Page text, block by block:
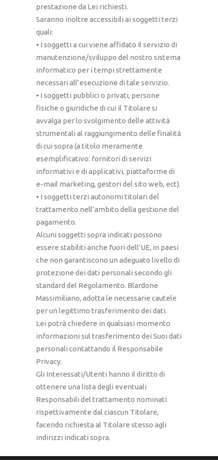
prestazione da Lei richiesti.
Saranno inoltre accessibili ai soggetti terzi
quali:
• I soggetti a cui viene affidato il servizio di
manutenzione/sviluppo del nostro sistema
informatico per i tempi strettamente
necessari all’esecuzione di tale servizio.
• I soggetti pubblici o privati, persone
fisiche o giuridiche di cui il Titolare si
avvalga per lo svolgimento delle attività
strumentali al raggiungimento delle finalità
di cui sopra (a titolo meramente
esemplificativo: fornitori di servizi
informativi e di applicativi, piattaforme di
e-mail marketing, gestori del sito web, ect).
• I soggetti terzi autonomi titolari del
trattamento nell’ambito della gestione del
pagamento.
Alcuni soggetti sopra indicati possono
essere stabiliti anche fuori dell’UE, in paesi
che non garantiscono un adeguato livello di
protezione dei dati personali secondo gli
standard del Regolamento. Blardone
Massimiliano, adotta le necessarie cautele
per un legittimo trasferimento dei dati.
Lei potrà chiedere in qualsiasi momento
informazioni sul trasferimento dei Suoi dati
personali contattando il Responsabile
Privacy.
Gli Interessati/Utenti hanno il diritto di
ottenere una lista degli eventuali
Responsabili del trattamento nominati
rispettivamente dal ciascun Titolare,
facendo richiesta al Titolare stesso agli
indirizzi indicati sopra.